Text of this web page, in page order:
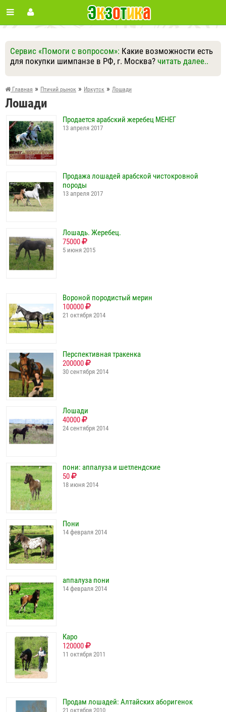
Сервис «Помоги с вопросом»: Какие возможности есть
для покупки шимпанзе в РФ, г. Москва? читать далее..
Ответить Другие вопросы
Задать вопрос
Главная » Птичий рынок » Иркутск » Лошади
Лошади
Продается арабский жеребец МЕНЕГ
13 апреля 2017
Продажа лошадей арабской чистокровной
породы
13 апреля 2017
Лошадь. Жеребец.
75000
5 июня 2015
Вороной породистый мерин
100000
21 октября 2014
Перспективная тракенка
200000
30 сентября 2014
Лошади
40000
24 сентября 2014
пони: аппалуза и шетлендские
50
18 июня 2014
Пони
14 февраля 2014
аппалуза пони
14 февраля 2014
Каро
120000
11 октября 2011
Продам лошадей: Алтайских аборигенок
21 октября 2010